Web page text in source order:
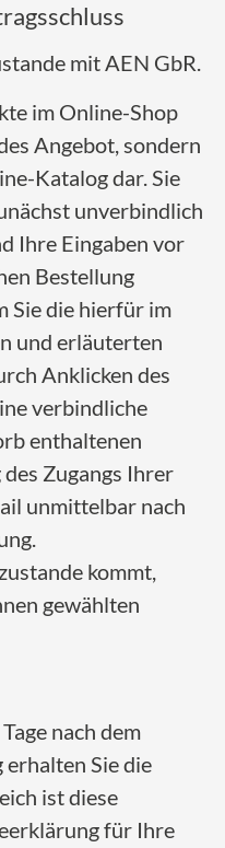
mit AEN GbR.
im Online-Shop
Angebot, sondern
Katalog dar. Sie
unverbindlich
Ihre Eingaben vor
Bestellung
Sie die hierfür im
und erläuterten
Anklicken des
verbindliche
enthaltenen
Zugangs Ihrer
unmittelbar nach
kommt,
gewählten
nach dem
Sie die
ist diese
für Ihre